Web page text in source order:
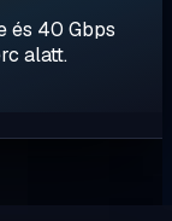
és 40 Gbps
alatt.